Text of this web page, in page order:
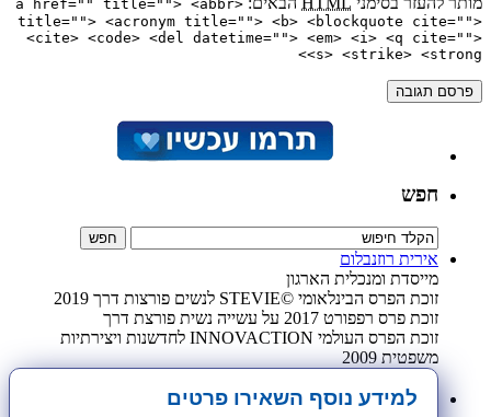
<a href="" title=""> <abbr
title=""> <acronym title=""> <b> <blockquote cite="">
<cite> <code> <del datetime=""> <em> <i> <q cite="">
<s> <strike> <strong>
חפש
אירית רוזנבלום
מייסדת ומנכלית הארגון
זוכת הפרס הבינלאומי ©STEVIE לנשים פורצות דרך 2019
זוכת פרס רפפורט 2017 על עשייה נשית פורצת דרך
זוכת הפרס העולמי INNOVACTION לחדשנות ויצירתיות
משפטית 2009
למידע נוסף השאירו פרטים